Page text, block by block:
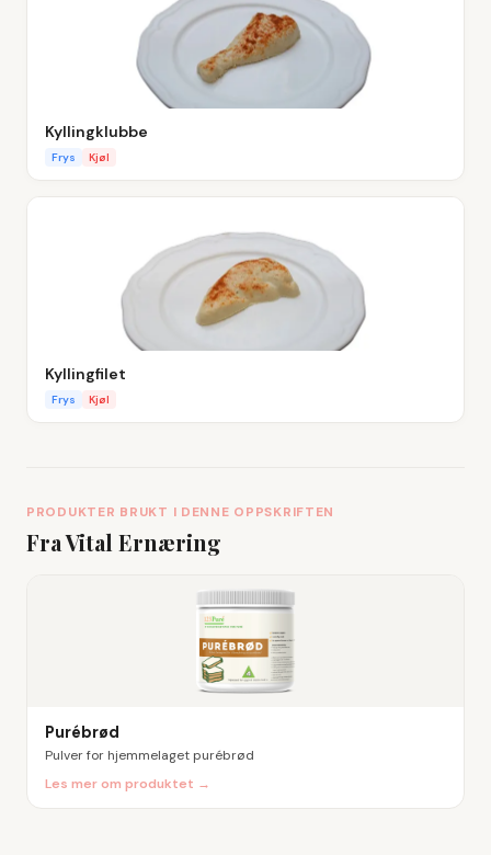
Kyllingklubbe
Frys Kjøl
Kyllingfilet
Frys Kjøl
PRODUKTER BRUKT I DENNE OPPSKRIFTEN
Fra Vital Ernæring
Purébrød
Pulver for hjemmelaget purébrød
Les mer om produktet →